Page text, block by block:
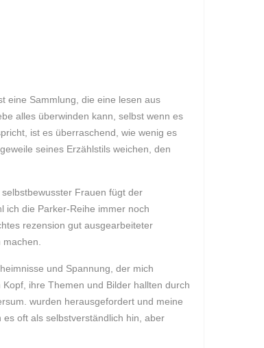
eine Sammlung, die eine lesen aus
alles überwinden kann, selbst wenn es
ist es überraschend, wie wenig es
seines Erzählstils weichen, den
Frauen fügt der
ich die Parker-Reihe immer noch
rezension gut ausgearbeiteter
und Spannung, der mich
ihre Themen und Bilder hallten durch
wurden herausgefordert und meine
oft als selbstverständlich hin, aber